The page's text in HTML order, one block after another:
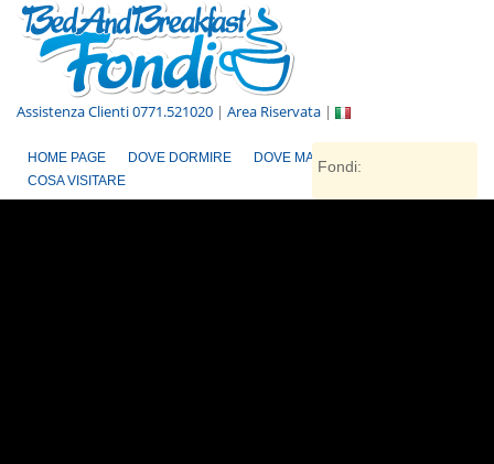
Assistenza Clienti 0771.521020 | Area Riservata |
HOME PAGE DOVE DORMIRE
DOVE MANGIARE
COSA VISITARE
Fondi: